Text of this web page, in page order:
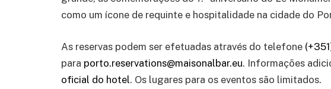
como um ícone de requinte e hospitalidade na cidade do
As reservas podem ser efetuadas através do telefone
para porto.reservations@maisonalbar.eu. Informações
oficial do hotel. Os lugares para os eventos são limitados.